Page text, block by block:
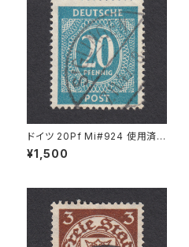
ドイツ 20Pf Mi#924 使用済み
切手｜SIGLINGEN 7.11.1947
¥1,500